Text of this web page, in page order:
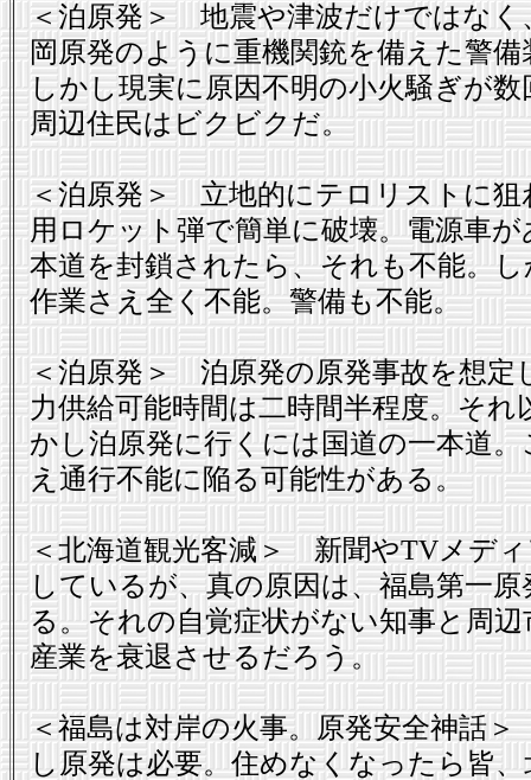
＜泊原発＞ 地震や津波だけではなく
岡原発のように重機関銃を備えた警
しかし現実に原因不明の小火騒ぎが
周辺住民はビクビクだ。
＜泊原発＞ 立地的にテロリストに狙
用ロケット弾で簡単に破壊。電源車
本道を封鎖されたら、それも不能。
作業さえ全く不能。警備も不能。
＜泊原発＞ 泊原発の原発事故を想定
力供給可能時間は二時間半程度。そ
かし泊原発に行くには国道の一本道
え通行不能に陥る可能性がある。
＜北海道観光客減＞ 新聞やTVメデ
しているが、真の原因は、福島第一
る。それの自覚症状がない知事と周
産業を衰退させるだろう。
＜福島は対岸の火事。原発安全神話
し原発は必要。住めなくなったら皆